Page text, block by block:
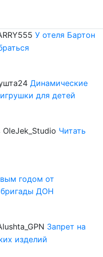
У отеля Бартон
Динамические
для детей
OleJek_Studio Читать
годом от
бригады ДОН
Запрет на
изделий